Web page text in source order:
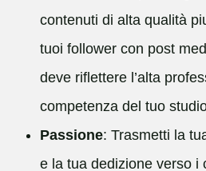
contenuti di alta qualità
tuoi follower con post
deve riflettere l’alta
competenza del tuo
Passione: Trasmetti la
e la tua dedizione verso i